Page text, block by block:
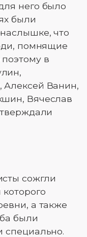
него было
были
что
помнящие
в
Алексей Ванин,
Вячеслав
сожгли
а также
были
специально.